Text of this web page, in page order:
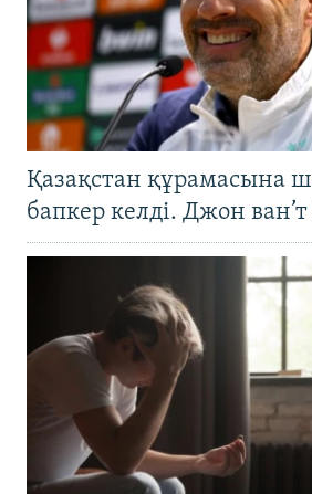
Қазақстан құрамасына
бапкер келді. Джон